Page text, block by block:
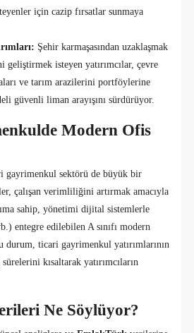
için cazip fırsatlar sunmaya
Şehir karmaşasından uzaklaşmak
geliştirmek isteyen yatırımcılar, çevre
ve tarım arazilerini portföylerine
güvenli liman arayışını sürdürüyor.
Modern Ofis
gayrimenkul sektörü de büyük bir
çalışan verimliliğini artırmak amacıyla
sahip, yönetimi dijital sistemlerle
entegre edilebilen A sınıfı modern
durum, ticari gayrimenkul yatırımlarının
kısaltarak yatırımcıların
Ne Söylüyor?